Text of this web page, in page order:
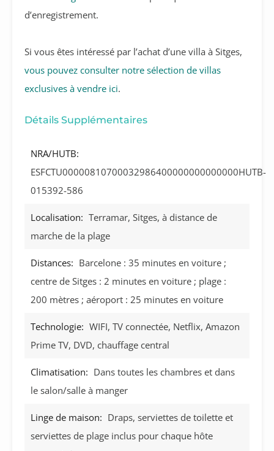
d’enregistrement.
Si vous êtes intéressé par l’achat d’une villa à Sitges,
vous pouvez consulter notre sélection de villas
exclusives à vendre ici.
Détails Supplémentaires
NRA/HUTB:
ESFCTU00000810700032986400000000000000HUTB-
015392-586
Localisation: Terramar, Sitges, à distance de
marche de la plage
Distances: Barcelone : 35 minutes en voiture ;
centre de Sitges : 2 minutes en voiture ; plage :
200 mètres ; aéroport : 25 minutes en voiture
Technologie: WIFI, TV connectée, Netflix, Amazon
Prime TV, DVD, chauffage central
Climatisation: Dans toutes les chambres et dans
le salon/salle à manger
Linge de maison: Draps, serviettes de toilette et
serviettes de plage inclus pour chaque hôte